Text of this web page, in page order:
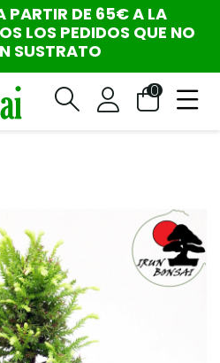
PARTIR DE 65€ A LA
LOS PEDIDOS QUE NO
SUSTRATO
0